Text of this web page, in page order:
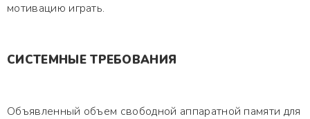
мотивацию играть.
СИСТЕМНЫЕ ТРЕБОВАНИЯ
Объявленный объем свободной аппаратной памяти для